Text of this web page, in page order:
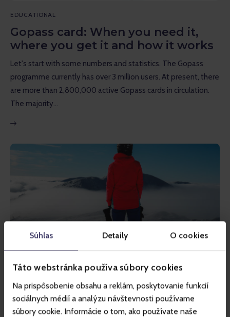
Súhlas Detaily O cookies
Táto webstránka používa súbory cookies
Na prispôsobenie obsahu a reklám, poskytovanie funkcií
sociálnych médií a analýzu návštevnosti používame
súbory cookie. Informácie o tom, ako používate naše
Educational
Talks
Reviews
Gopass Real Estate
EDUCATIONAL
Gopass card: When you need it,
where you get it and how it works
Let's start with some numbers and statistics. The Gopass
programme currently has over 3 million users. At present, there
are more than 2,800,000 active Gopass cards in circulation.
The majority…
Regeneration is the way to a
healthy body and mindset